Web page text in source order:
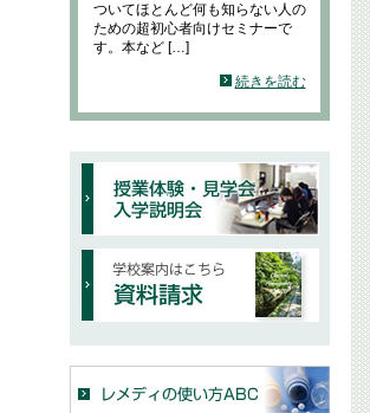
ついてほとんど何も知らない人の
ための超初心者向けセミナーで
す。本など […]
続きを読む